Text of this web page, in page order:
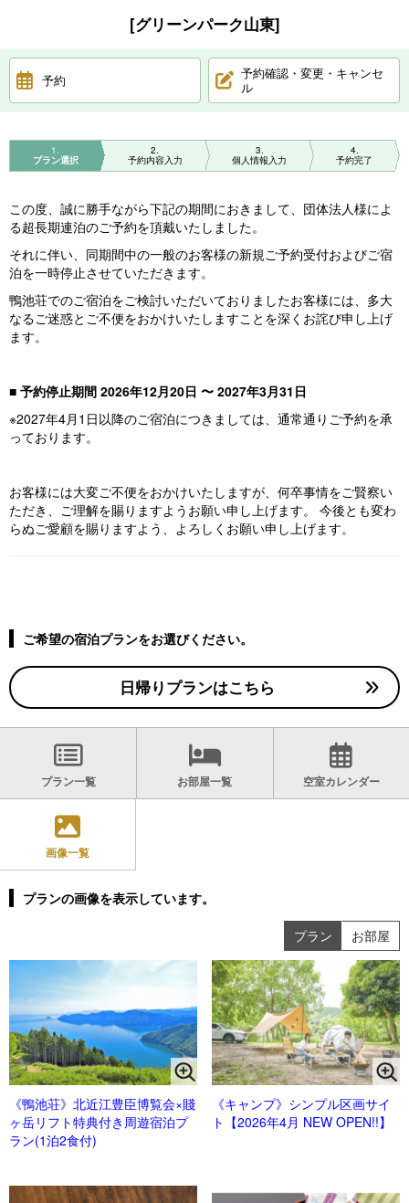
[グリーンパーク山東]
予約
予約確認・変更・キャンセ
ル
1
プラン選択
2
予約内容入力
3
個人情報入力
4
予約完了
この度、誠に勝手ながら下記の期間におきまして、団体法人様によ
る超長期連泊のご予約を頂戴いたしました。
それに伴い、同期間中の一般のお客様の新規ご予約受付およびご宿
泊を一時停止させていただきます。
鴨池荘でのご宿泊をご検討いただいておりましたお客様には、多大
なるご迷惑とご不便をおかけいたしますことを深くお詫び申し上げ
ます。
■ 予約停止期間 2026年12月20日 〜 2027年3月31日
※2027年4月1日以降のご宿泊につきましては、通常通りご予約を承
っております。
お客様には大変ご不便をおかけいたしますが、何卒事情をご賢察い
ただき、ご理解を賜りますようお願い申し上げます。 今後とも変わ
らぬご愛顧を賜りますよう、よろしくお願い申し上げます。
ご希望の宿泊プランをお選びください。
日帰りプランはこちら
プラン一覧 お部屋一覧 空室カレンダー
画像一覧
プランの画像を表示しています。
プラン お部屋
《鴨池荘》北近江豊臣博覧会×賤
ヶ岳リフト特典付き周遊宿泊プ
ラン(1泊2食付)
《キャンプ》シンプル区画サイ
ト【2026年4月 NEW OPEN!!】